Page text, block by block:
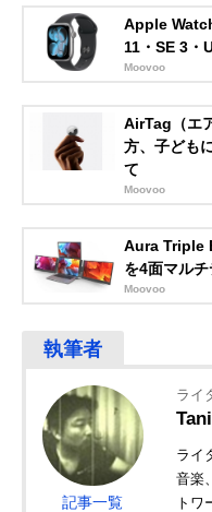
Apple
11・SE 3・
Moovoo
AirTag（エ
方、子ども
て
Moovoo
Aura Triple
を4面マル
Moovoo
記事一覧
ライ
ライ
音楽
トワ